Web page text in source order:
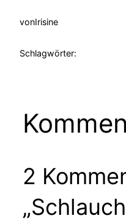
vonIrisine
Schlagwörter:
2